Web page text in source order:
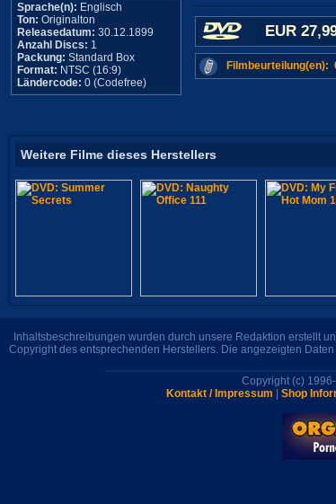
Sprache(n): Englisch
Ton: Originalton
Releasedatum: 30.12.1899
Anzahl Discs: 1
Packung: Standard Box
Format: NTSC (16:9)
Ländercode: 0 (Codefree)
EUR
Filmbeurteilung(en):
Weitere Filme dieses Herstellers
Inhaltsbeschreibungen wurden durch unsere Redaktion erstellt
Copyright des entsprechenden Herstellers. Die angezeigten
Copyright (c)
Kontakt / Impressum
Shop